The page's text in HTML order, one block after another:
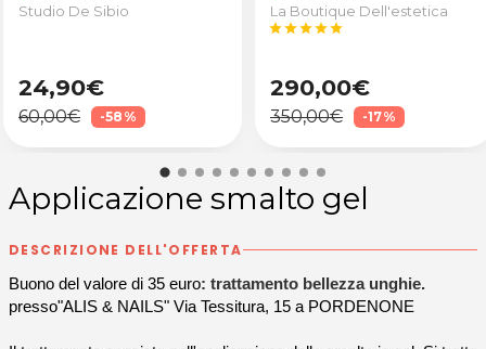
Studio De Sibio
24,90€
60,00€ -58%
La Boutique Dell'estetica
starstarstarstarstar
290,00€
350,00€ -17%
Applicazione smalto gel
DESCRIZIONE DELL'OFFERTA
Buono del valore di 35 euro: trattamento bellezza unghie.
presso"ALIS & NAILS" Via Tessitura, 15 a PORDENONE